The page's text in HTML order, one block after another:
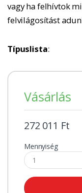
vagy ha felhívtok
felvilágosítást
Típuslista:
Vásárlás
272 011 Ft
Mennyiség